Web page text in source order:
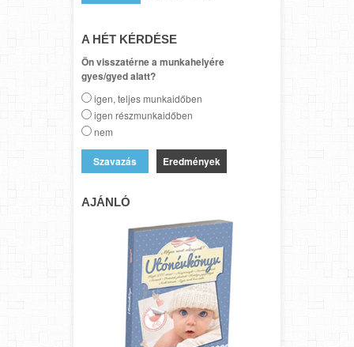
A HÉT KÉRDÉSE
Ön visszatérne a munkahelyére
gyes/gyed alatt?
igen, teljes munkaidőben
igen részmunkaidőben
nem
Eredmények
AJÁNLÓ